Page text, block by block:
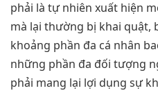
phải là tự nhiên xuất hiện
mà lại thường bị khai quật,
khoảng phần đa cá nhân
những phần đa đối tượng
phải mang lại lợi dụng sự